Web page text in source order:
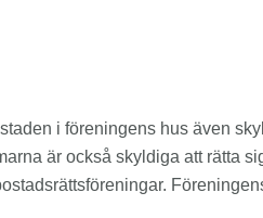
i föreningens hus även
är också skyldiga att rätta